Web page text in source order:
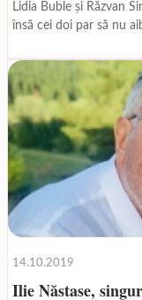
Lidia Buble și Răzvan
însă cei doi par să nu
14.10.2019
Ilie Năstase,